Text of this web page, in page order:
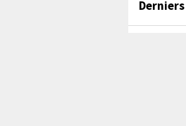
Derniers